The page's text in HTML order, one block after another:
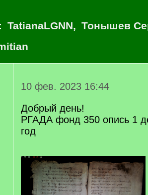
TatianaLGNN, Тонышев
10 фев. 2023 16:44
Добрый день!
РГАДА фонд 350 опись 1
год